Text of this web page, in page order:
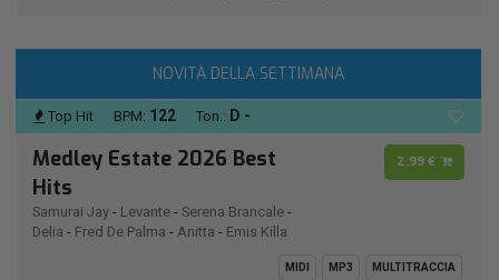
NOVITÀ DELLA SETTIMANA
Top Hit BPM: 122 Ton.: D -
Medley Estate 2026 Best
Hits
Samurai Jay - Levante - Serena Brancale -
Delia - Fred De Palma - Anitta - Emis Killa
2,99 €
MIDI MP3 MULTITRACCIA